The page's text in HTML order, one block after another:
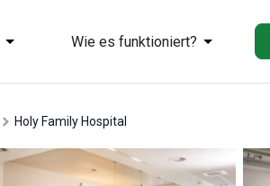
Wie es funktioniert?
Holy Family Hospital